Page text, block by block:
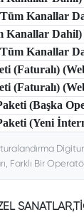
Kanallar
Kanallar
Kanallar
(Faturalı)
(Faturalı)
(Başka
(Yeni
Farklı Bir